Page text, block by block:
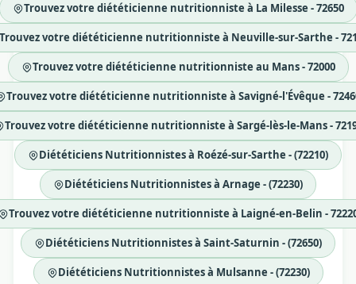
Trouvez votre diététicienne nutritionniste à La Milesse - 72650
votre diététicienne nutritionniste à Neuville-sur-Sarthe -
Trouvez votre diététicienne nutritionniste au Mans - 72000
Trouvez votre diététicienne nutritionniste à Savigné-l'Évêque -
Trouvez votre diététicienne nutritionniste à Sargé-lès-le-Mans -
Diététiciens Nutritionnistes à Roézé-sur-Sarthe - (72210)
Diététiciens Nutritionnistes à Arnage - (72230)
Trouvez votre diététicienne nutritionniste à Laigné-en-Belin -
Diététiciens Nutritionnistes à Saint-Saturnin - (72650)
Diététiciens Nutritionnistes à Mulsanne - (72230)